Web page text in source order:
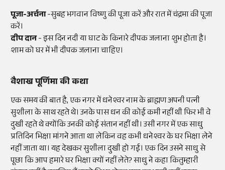
पूजा-अर्चना-सुबह भगवान विष्णु की पूजा करें और रात में चंद्रमा की पूजा
करें।
दीप दान- इस दिन नदी या घाट के किनारे दीपक जलाना शुभ होता है।
शाम को घर में भी दीपक जलाना चाहिए।
वैशाख पूर्णिमा की कथा
एक समय की बात है, एक नगर में धनेश्वर नाम के ब्राह्मण अपनी पत्नी
सुशीला के साथ रहते थे। उनके पास धन की कोई कमी नहीं थी फिर भी वे
दुखी रहते थे क्योंकि उनकी कोई संतान नहीं थी। उसी नगर में एक साधु
प्रतिदिन भिक्षा मांगने आता था लेकिन वह कभी धनेश्वर के घर भिक्षा लेने
नहीं जाता था। यह देखकर सुशीला दुखी हो गई। एक दिन उसने साधु से
पूछा कि आप हमारे घर भिक्षा क्यों नहीं लेते? साधु ने कहा कितुम्हारी